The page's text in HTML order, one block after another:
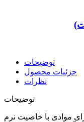
توضیحات
جزئیات محصول
نظرات
توضیحات
موادی با خاصیت نرم